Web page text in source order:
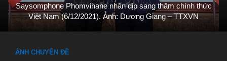
Saysomphone Phomvihane nhân dịp sang thăm chính thức
Việt Nam (6/12/2021). Ảnh: Dương Giang – TTXVN
ẢNH CHUYÊN ĐỀ